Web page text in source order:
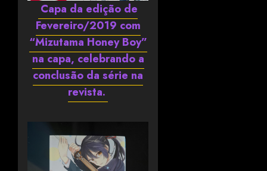
Capa da edição de
Fevereiro/2019 com
“Mizutama Honey Boy”
na capa, celebrando a
conclusão da série na
revista.